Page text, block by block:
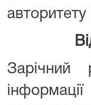
авторитету